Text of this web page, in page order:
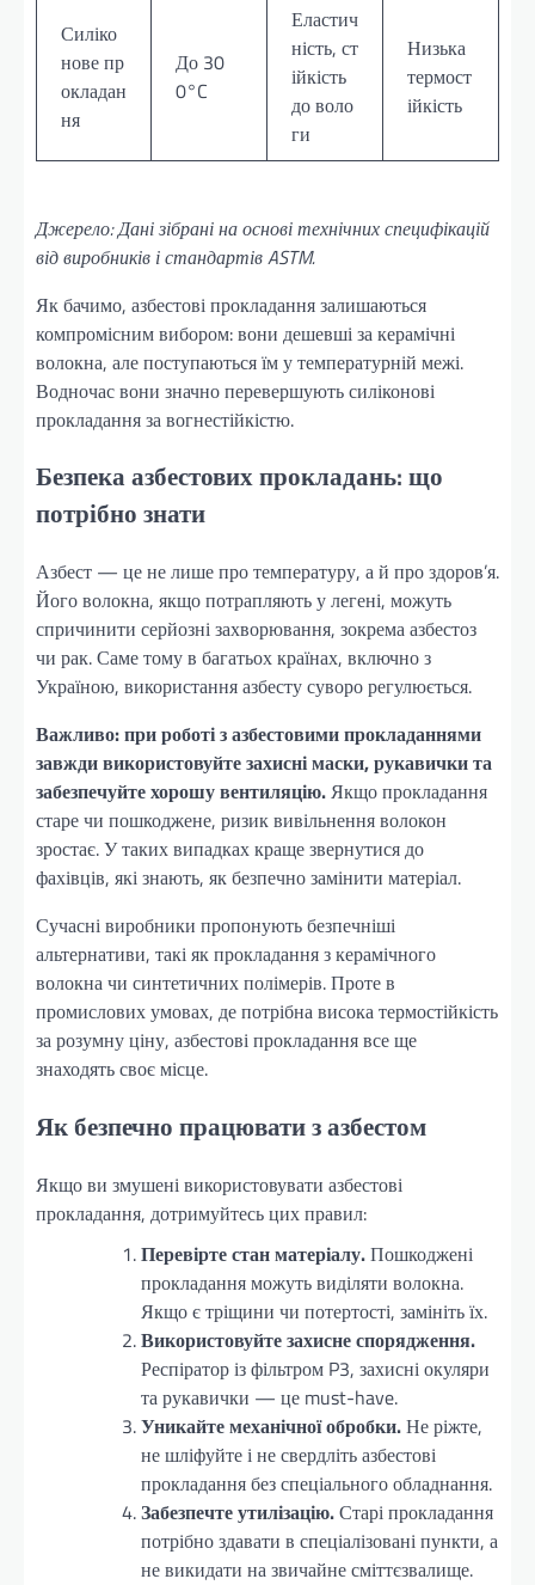
Силіко
нове пр
окладан
ня
До 30
0°C
Еластич
ність, ст
ійкість
до воло
ги
Низька
термост
ійкість
Джерело: Дані зібрані на основі технічних специфікацій
від виробників і стандартів ASTM.
Як бачимо, азбестові прокладання залишаються
компромісним вибором: вони дешевші за керамічні
волокна, але поступаються їм у температурній межі.
Водночас вони значно перевершують силіконові
прокладання за вогнестійкістю.
Безпека азбестових прокладань: що
потрібно знати
Азбест — це не лише про температуру, а й про здоров’я.
Його волокна, якщо потрапляють у легені, можуть
спричинити серйозні захворювання, зокрема азбестоз
чи рак. Саме тому в багатьох країнах, включно з
Україною, використання азбесту суворо регулюється.
Важливо: при роботі з азбестовими прокладаннями
завжди використовуйте захисні маски, рукавички та
забезпечуйте хорошу вентиляцію.Якщо прокладання
старе чи пошкоджене, ризик вивільнення волокон
зростає. У таких випадках краще звернутися до
фахівців, які знають, як безпечно замінити матеріал.
Сучасні виробники пропонують безпечніші
альтернативи, такі як прокладання з керамічного
волокна чи синтетичних полімерів. Проте в
промислових умовах, де потрібна висока термостійкість
за розумну ціну, азбестові прокладання все ще
знаходять своє місце.
Як безпечно працювати з азбестом
Якщо ви змушені використовувати азбестові
прокладання, дотримуйтесь цих правил:
Перевірте стан матеріалу.Пошкоджені
прокладання можуть виділяти волокна.
Якщо є тріщини чи потертості, замініть їх.
Використовуйте захисне спорядження.
Респіратор із фільтром P3, захисні окуляри
та рукавички — це must-have.
Уникайте механічної обробки.Не ріжте,
не шліфуйте і не свердліть азбестові
прокладання без спеціального обладнання.
Забезпечте утилізацію.Старі прокладання
потрібно здавати в спеціалізовані пункти, а
не викидати на звичайне сміттєзвалище.